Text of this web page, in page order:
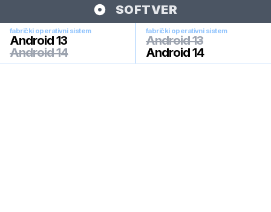
SOFTVER
fabrički operativni sistem
Android 13
Android 14
fabrički operativni sistem
Android 13
Android 14